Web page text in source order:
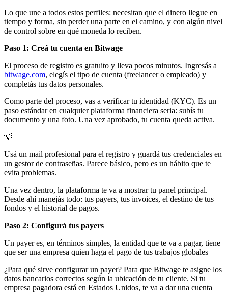
Lo que une a todos estos perfiles: necesitan que el dinero llegue en
tiempo y forma, sin perder una parte en el camino, y con algún nivel
de control sobre en qué moneda lo reciben.
Paso 1: Creá tu cuenta en Bitwage
El proceso de registro es gratuito y lleva pocos minutos. Ingresás a
bitwage.com, elegís el tipo de cuenta (freelancer o empleado) y
completás tus datos personales.
Como parte del proceso, vas a verificar tu identidad (KYC). Es un
paso estándar en cualquier plataforma financiera seria: subís tu
documento y una foto. Una vez aprobado, tu cuenta queda activa.
💡
Usá un mail profesional para el registro y guardá tus credenciales en
un gestor de contraseñas. Parece básico, pero es un hábito que te
evita problemas.
Una vez dentro, la plataforma te va a mostrar tu panel principal.
Desde ahí manejás todo: tus payers, tus invoices, el destino de tus
fondos y el historial de pagos.
Paso 2: Configurá tus payers
Un payer es, en términos simples, la entidad que te va a pagar, tiene
que ser una empresa quien haga el pago de tus trabajos globales
¿Para qué sirve configurar un payer? Para que Bitwage te asigne los
datos bancarios correctos según la ubicación de tu cliente. Si tu
empresa pagadora está en Estados Unidos, te va a dar una cuenta